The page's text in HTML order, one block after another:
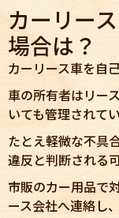
カーリー
場合は？
カーリース車を自
車の所有者はリー
いても管理されてい
たとえ軽微な不具
違反と判断される
市販のカー用品で
ース会社へ連絡し